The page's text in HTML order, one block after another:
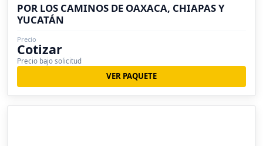
POR LOS CAMINOS DE OAXACA, CHIAPAS Y
YUCATÁN
Precio
Cotizar
Precio bajo solicitud
VER PAQUETE